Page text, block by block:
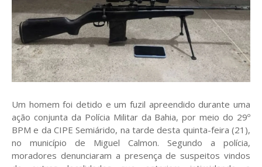
Um homem foi detido e um fuzil apreendido durante uma
ação conjunta da Polícia Militar da Bahia, por meio do 29º
BPM e da CIPE Semiárido, na tarde desta quinta-feira (21),
no município de Miguel Calmon. Segundo a polícia,
moradores denunciaram a presença de suspeitos vindos